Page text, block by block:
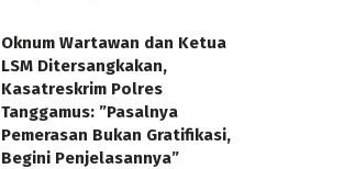
Oknum Wartawan dan Ketua
LSM Ditersangkakan,
Kasatreskrim Polres
Tanggamus: ”Pasalnya
Pemerasan Bukan Gratifikasi,
Begini Penjelasannya”